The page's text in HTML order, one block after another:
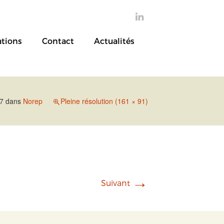

Contact Actualités
dans Norep Pleine résolution (161 × 91)
Suivant →